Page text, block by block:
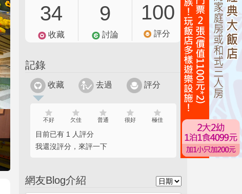
34
收藏
9
討論
100
評分
記錄
收藏 去過 評分
不好 欠佳 普通 很好 極佳
目前已有 1 人評分
我還沒評分，來評一下
網友Blog介紹